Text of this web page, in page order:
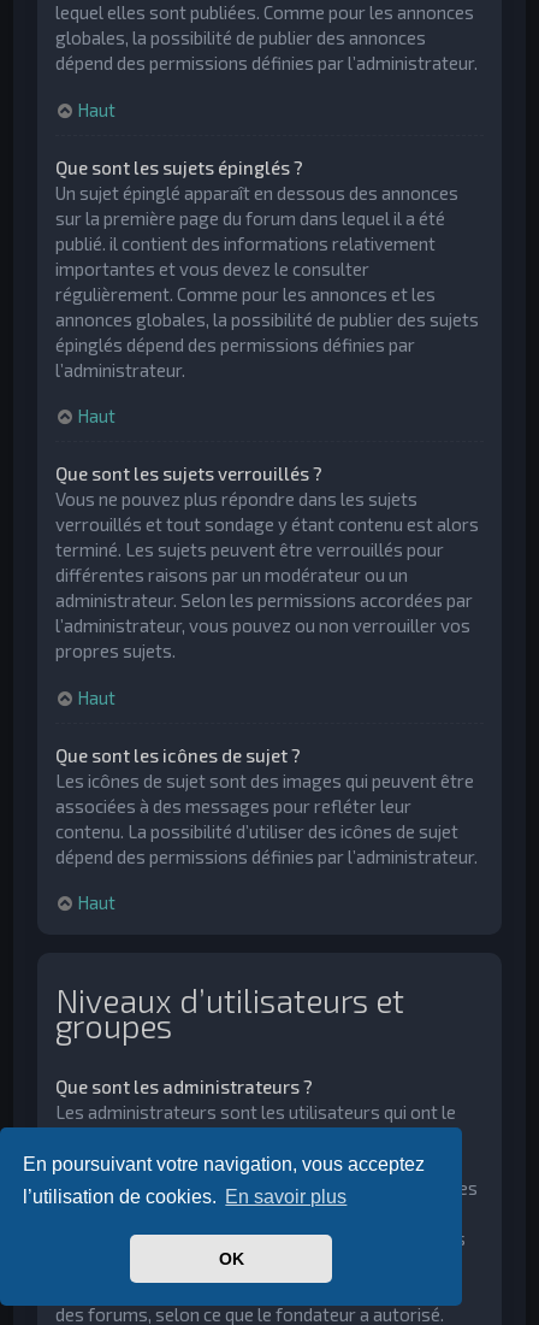
En poursuivant votre navigation, vous acceptez
l’utilisation de cookies. En savoir plus
OK
lequel elles sont publiées. Comme pour les annonces
globales, la possibilité de publier des annonces
dépend des permissions définies par l’administrateur.
Haut
Que sont les sujets épinglés ?
Un sujet épinglé apparaît en dessous des annonces
sur la première page du forum dans lequel il a été
publié. il contient des informations relativement
importantes et vous devez le consulter
régulièrement. Comme pour les annonces et les
annonces globales, la possibilité de publier des sujets
épinglés dépend des permissions définies par
l’administrateur.
Haut
Que sont les sujets verrouillés ?
Vous ne pouvez plus répondre dans les sujets
verrouillés et tout sondage y étant contenu est alors
terminé. Les sujets peuvent être verrouillés pour
différentes raisons par un modérateur ou un
administrateur. Selon les permissions accordées par
l’administrateur, vous pouvez ou non verrouiller vos
propres sujets.
Haut
Que sont les icônes de sujet ?
Les icônes de sujet sont des images qui peuvent être
associées à des messages pour refléter leur
contenu. La possibilité d’utiliser des icônes de sujet
dépend des permissions définies par l’administrateur.
Haut
Niveaux d’utilisateurs et
groupes
Que sont les administrateurs ?
Les administrateurs sont les utilisateurs qui ont le
contrôlent tous les aspects du forum comme les
permissions, le bannissement, la création de groupes
d’utilisateurs ou de modérateurs, etc., selon les
permissions que le fondateur du forum a attribuées
aux autres administrateurs. Ils peuvent aussi avoir
toutes les capacités de modération sur l’ensemble
des forums, selon ce que le fondateur a autorisé.